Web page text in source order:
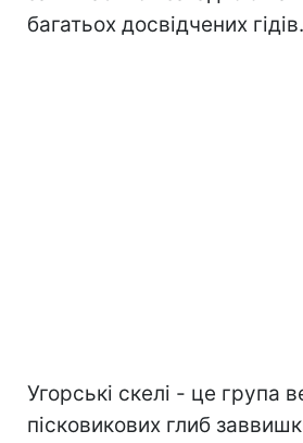
багатьох досвідчених гідів.
Угорські скелі - це група
пісковикових глиб